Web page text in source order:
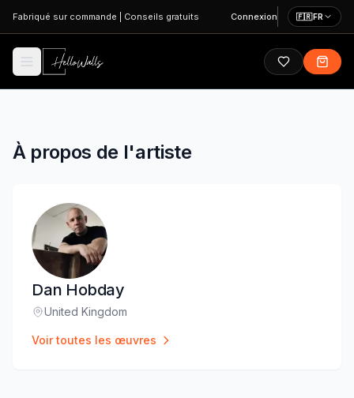
Aller au contenu principal
Fabriqué sur commande Conseils gratuits Connexion 🇫🇷FR
À propos de l'artiste
Dan Hobday
Lieu:
United Kingdom
Voir toutes les œuvres